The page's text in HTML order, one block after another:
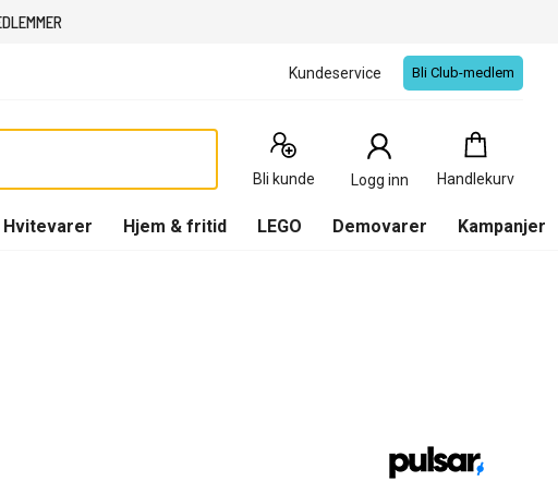
Kundeservice Bli Club-medlem
Bli kunde Logg inn Handlekurv
Handlekurv
0
Produkter
Hvitevarer Hjem & fritid LEGO Demovarer Kampanjer